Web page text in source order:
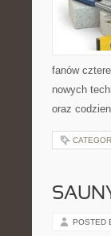
fanów
nowych
oraz
POSTED